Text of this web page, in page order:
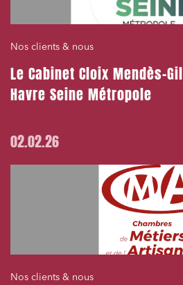
Nos clients & nous
Le Cabinet Cloix Mendès-Gil retenu par Le
Havre Seine Métropole
02.02.26
Nos clients & nous